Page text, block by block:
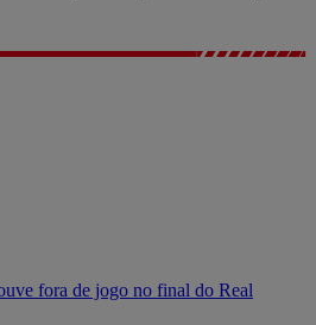
fora de jogo no final do Real